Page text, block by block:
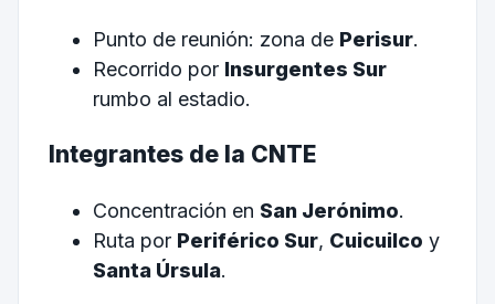
Punto de reunión: zona de Perisur.
Recorrido por Insurgentes Sur
rumbo al estadio.
Integrantes de la CNTE
Concentración en San Jerónimo.
Ruta por Periférico Sur, Cuicuilco y
Santa Úrsula.